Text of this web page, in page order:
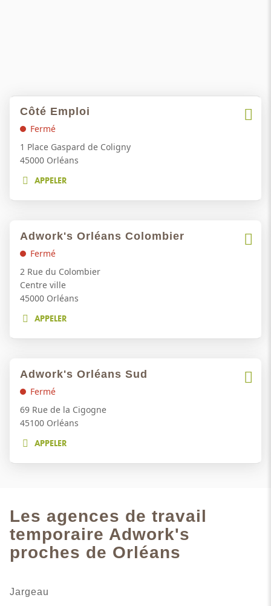
sur
touche
ENTRÉE
obtenir
informations
Point
de
vente
:
Côté Emploi
Fermé
1 Place Gaspard de Coligny
45000 Orléans
APPELER
AFFICHER
TÉLÉPHONE
DU
POINT
DE
VENTE
CÔTÉ
EMPLOI
Plus
sur
touche
ENTRÉE
pour
Point
de
vente
:
Adwork's Orléans Colombier
Fermé
2 Rue du Colombier
Centre ville
45000 Orléans
APPELER
AFFICHER
TÉLÉPHONE
DU
POINT
DE
VENTE
ADWORK'S
ORLÉANS
COLOMBIER
Plus
sur
touche
ENTRÉE
obtenir
Point
de
vente
:
Adwork's Orléans Sud
Fermé
69 Rue de la Cigogne
45100 Orléans
APPELER
AFFICHER
POINT
DE
VENTE
ADWORK'S
Plus
Les agences de travail
temporaire Adwork's
proches de Orléans
Jargeau